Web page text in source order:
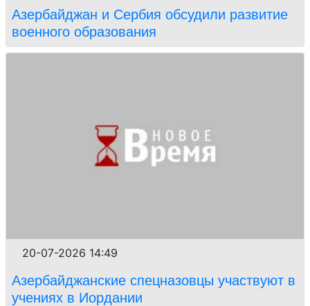
Азербайджан и Сербия обсудили развитие
военного образования
20-07-2026 14:49
Азербайджанские спецназовцы участвуют в
учениях в Иордании